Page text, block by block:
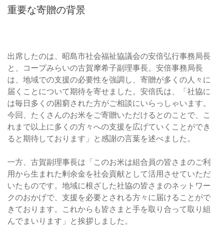
重要な寄贈の背景
出席したのは、昭島市社会福祉協議会の安倍弘行事務局長
と、コープみらいの古賀摩希子副理事長。安倍事務局長
は、地域での支援の必要性を強調し、寄贈が多くの人々に
届くことについて期待を寄せました。安倍氏は、「社協に
は毎日多くの困窮された方がご相談にいらっしゃいます。
今回、たくさんのお米をご寄贈いただけるとのことで、こ
れまで以上に多くの方々への支援を広げていくことができ
ると期待しております」と感謝の言葉を述べました。
一方、古賀副理事長は「このお米は組合員の皆さまのご利
用から生まれた剰余金を社会貢献として活用させていただ
いたものです。地域に根ざした社協の皆さまのネットワー
クのおかげで、支援を必要とされる方々に届けることがで
きております。これからも皆さまと手を取り合って取り組
んでまいります」と挨拶しました。